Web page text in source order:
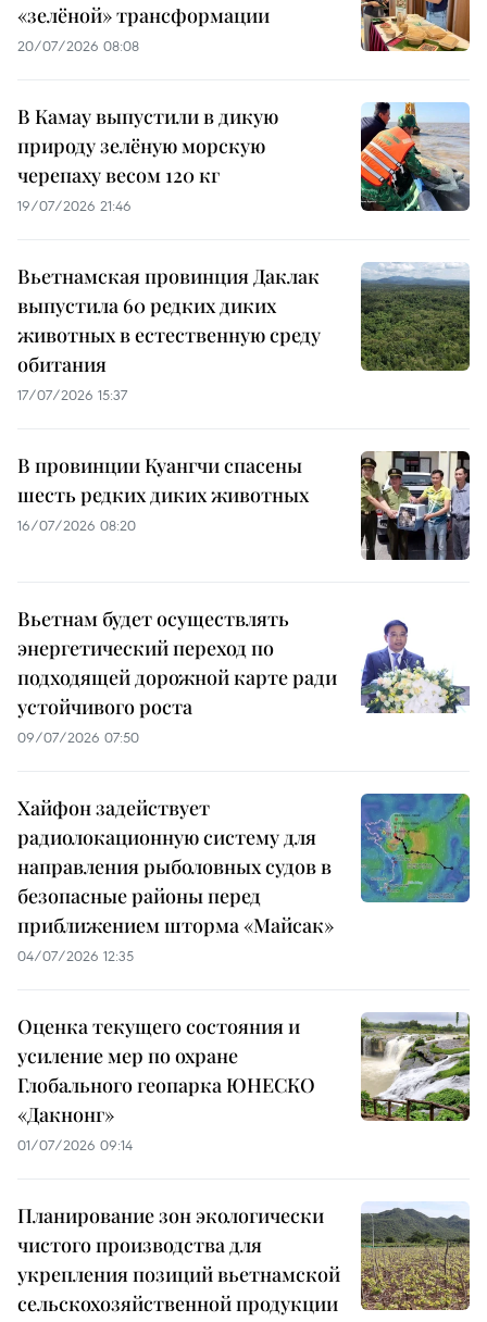
«зелёной» трансформации
20/07/2026 08:08
В Камау выпустили в дикую
природу зелёную морскую
черепаху весом 120 кг
19/07/2026 21:46
Вьетнамская провинция Даклак
выпустила 60 редких диких
животных в естественную среду
обитания
17/07/2026 15:37
В провинции Куангчи спасены
шесть редких диких животных
16/07/2026 08:20
Вьетнам будет осуществлять
энергетический переход по
подходящей дорожной карте ради
устойчивого роста
09/07/2026 07:50
Хайфон задействует
радиолокационную систему для
направления рыболовных судов в
безопасные районы перед
приближением шторма «Майсак»
04/07/2026 12:35
Оценка текущего состояния и
усиление мер по охране
Глобального геопарка ЮНЕСКО
«Дакнонг»
01/07/2026 09:14
Планирование зон экологически
чистого производства для
укрепления позиций вьетнамской
сельскохозяйственной продукции